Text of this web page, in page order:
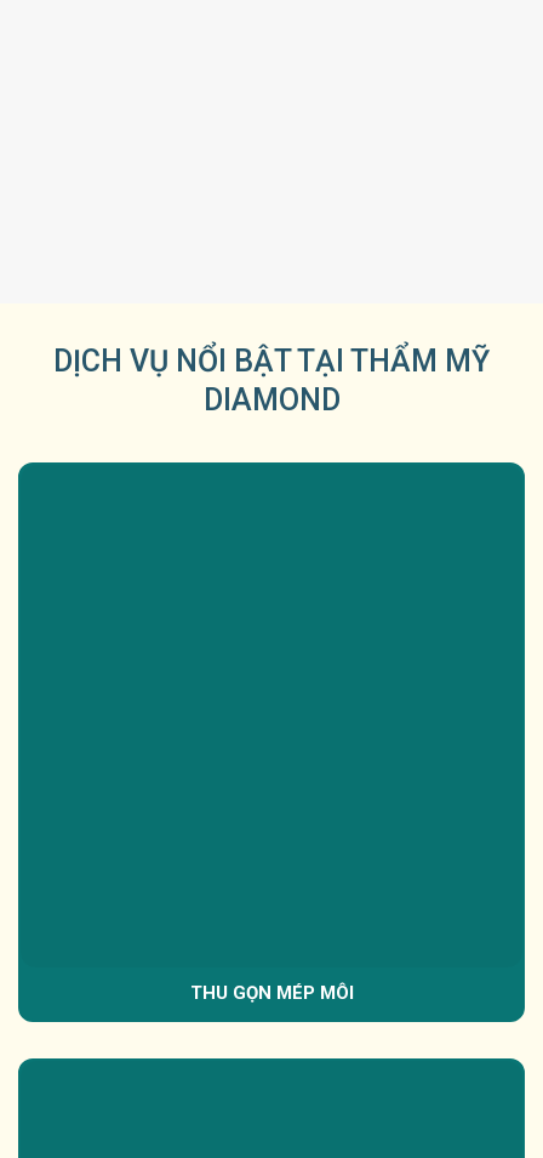
DỊCH VỤ NỔI BẬT TẠI THẨM MỸ
DIAMOND
THU GỌN MÉP MÔI